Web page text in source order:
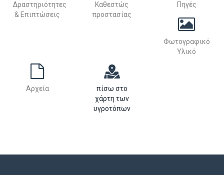
Δραστηριότητες
& Επιπτώσεις
Καθεστώς
προστασίας
Πηγές
Φωτογραφικό
Υλικό
Αρχεία
πίσω στο
χάρτη των
υγροτόπων